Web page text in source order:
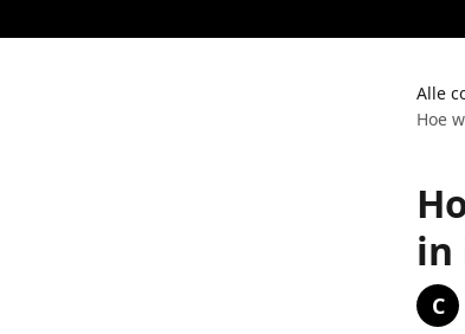
Alle
Hoe
in
C